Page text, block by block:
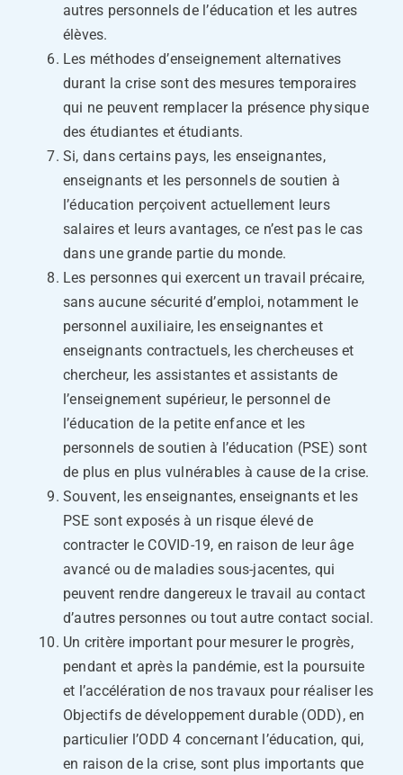
autres personnels de l’éducation et les autres
élèves.
Les méthodes d’enseignement alternatives
durant la crise sont des mesures temporaires
qui ne peuvent remplacer la présence physique
des étudiantes et étudiants.
Si, dans certains pays, les enseignantes,
enseignants et les personnels de soutien à
l’éducation perçoivent actuellement leurs
salaires et leurs avantages, ce n’est pas le cas
dans une grande partie du monde.
Les personnes qui exercent un travail précaire,
sans aucune sécurité d’emploi, notamment le
personnel auxiliaire, les enseignantes et
enseignants contractuels, les chercheuses et
chercheur, les assistantes et assistants de
l’enseignement supérieur, le personnel de
l’éducation de la petite enfance et les
personnels de soutien à l’éducation (PSE) sont
de plus en plus vulnérables à cause de la crise.
Souvent, les enseignantes, enseignants et les
PSE sont exposés à un risque élevé de
contracter le COVID-19, en raison de leur âge
avancé ou de maladies sous-jacentes, qui
peuvent rendre dangereux le travail au contact
d’autres personnes ou tout autre contact social.
Un critère important pour mesurer le progrès,
pendant et après la pandémie, est la poursuite
et l’accélération de nos travaux pour réaliser les
Objectifs de développement durable (ODD), en
particulier l’ODD 4 concernant l’éducation, qui,
en raison de la crise, sont plus importants que